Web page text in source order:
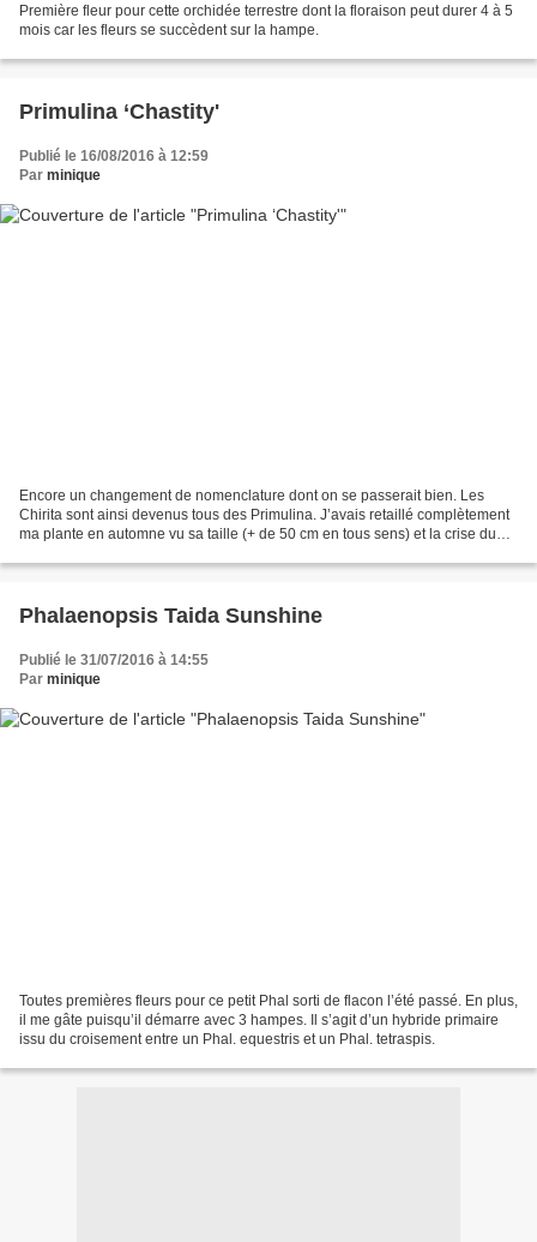
Première fleur pour cette orchidée terrestre dont la floraison peut durer 4 à 5
mois car les fleurs se succèdent sur la hampe.
Primulina ‘Chastity'
Publié le 16/08/2016 à 12:59
Par minique
Encore un changement de nomenclature dont on se passerait bien. Les
Chirita sont ainsi devenus tous des Primulina. J’avais retaillé complètement
ma plante en automne vu sa taille (+ de 50 cm en tous sens) et la crise du
Phalaenopsis Taida Sunshine
Publié le 31/07/2016 à 14:55
Par minique
Toutes premières fleurs pour ce petit Phal sorti de flacon l’été passé. En plus,
il me gâte puisqu’il démarre avec 3 hampes. Il s’agit d’un hybride primaire
issu du croisement entre un Phal. equestris et un Phal. tetraspis.